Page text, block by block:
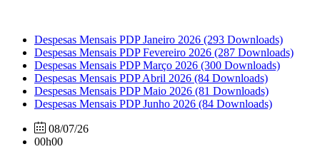
Despesas Mensais PDP Janeiro 2026 (293 Downloads)
Despesas Mensais PDP Fevereiro 2026 (287 Downloads)
Despesas Mensais PDP Março 2026 (300 Downloads)
Despesas Mensais PDP Abril 2026 (84 Downloads)
Despesas Mensais PDP Maio 2026 (81 Downloads)
Despesas Mensais PDP Junho 2026 (84 Downloads)
08/07/26
00h00